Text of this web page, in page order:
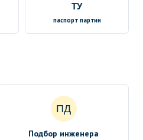
ТУ
паспорт партии
ПД
Подбор инженера